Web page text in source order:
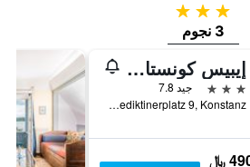
3 نجوم
3 نجوم
إيبيس كونستانس
3 نجوم
جيد 7.8
Benediktinerplatz 9, Konstanz, بادن - فورتمبيرغ, ألمانيا
﷼